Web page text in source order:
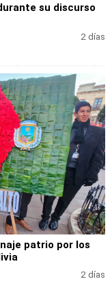
su discurso
2 días
patrio por los
2 días